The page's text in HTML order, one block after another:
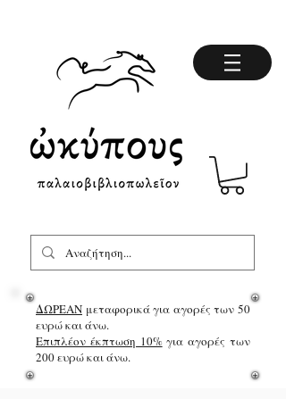
ΔΩΡΕΑΝ μεταφορικά για αγορές των 50
ευρώ και άνω.
Επιπλέον έκπτωση 10%για αγορές των
200 ευρώ και άνω.